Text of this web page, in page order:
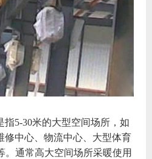
5-30米的大型空间场所，如
修中心、物流中心、大型体育
。通常高大空间场所采暖使用